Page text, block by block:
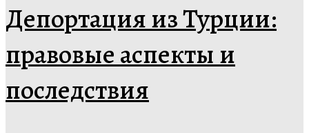
Депортация из Турции:
правовые аспекты и
последствия